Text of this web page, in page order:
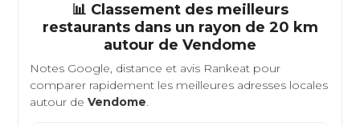
📊 Classement des meilleurs
restaurants dans un rayon de 20 km
autour de Vendome
Notes Google, distance et avis Rankeat pour
comparer rapidement les meilleures adresses locales
autour deVendome.